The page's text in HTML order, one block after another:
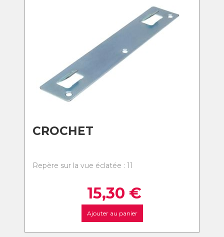
CROCHET
Repère sur la vue éclatée : 11
15,30 €
Ajouter au panier